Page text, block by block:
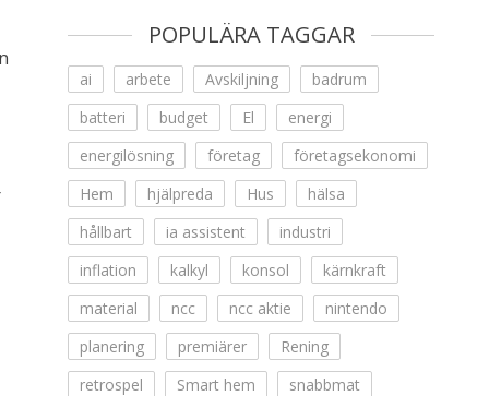
POPULÄRA TAGGAR
ai arbete Avskiljning
badrum
batteri
budget El
energi
energilösning
företag
företagsekonomi
Hem
hjälpreda Hus
hälsa
hållbart
ia assistent
industri
inflation
kalkyl konsol
kärnkraft
material
ncc ncc aktie
nintendo
planering
premiärer
Rening
retrospel
Smart hem
snabbmat